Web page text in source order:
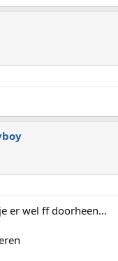
er wel ff doorheen...